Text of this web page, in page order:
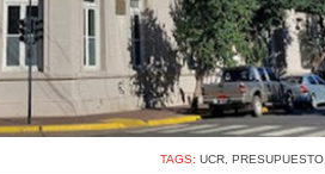
TAGS:UCR ,PRESUPUESTO